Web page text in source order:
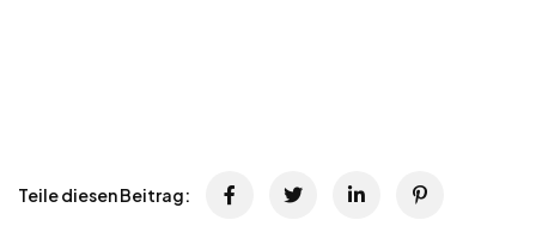
Teile diesen Beitrag: